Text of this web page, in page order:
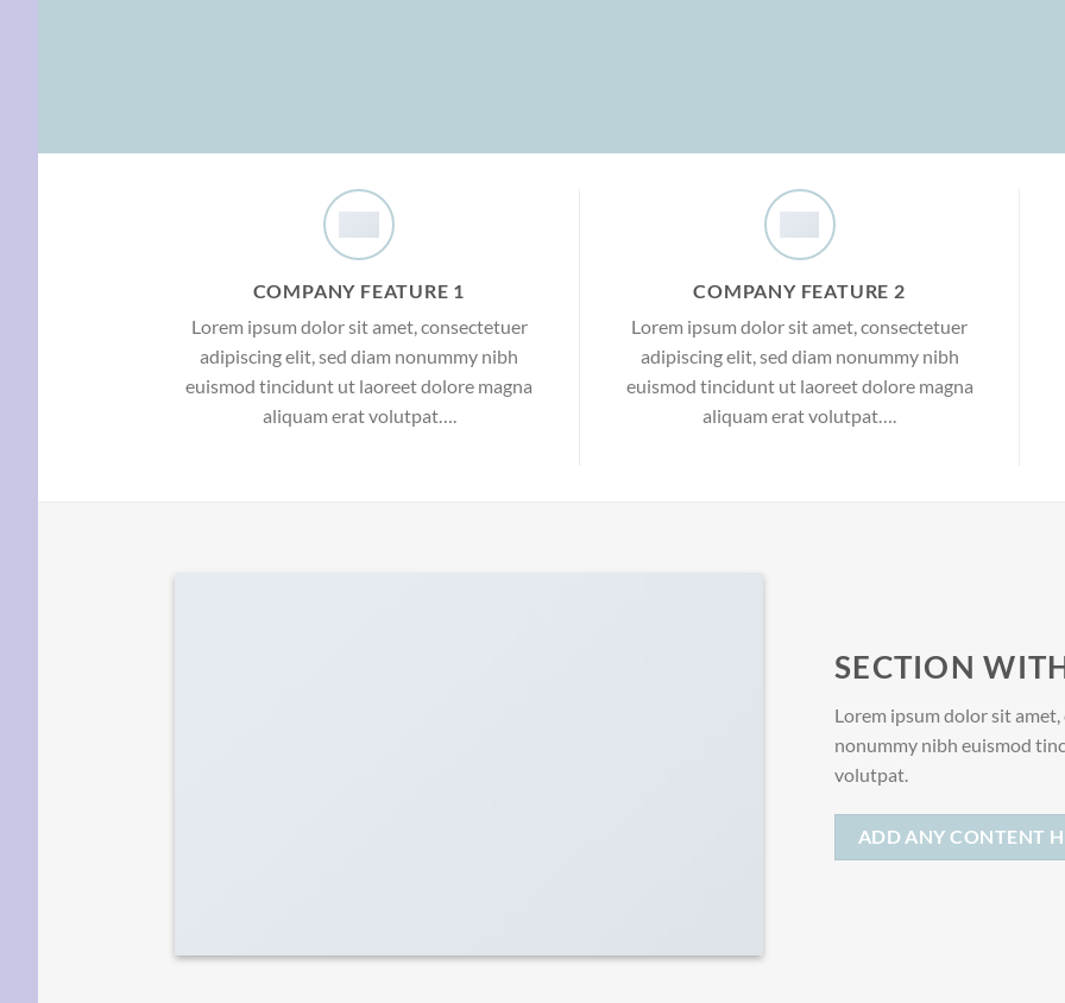
COMPANY FEATURE 1
Lorem ipsum dolor sit amet, consectetuer
adipiscing elit, sed diam nonummy nibh
euismod tincidunt ut laoreet dolore magna
aliquam erat volutpat….
COMPANY FEATURE 2
Lorem ipsum dolor sit amet, consectetuer
adipiscing elit, sed diam nonummy nibh
euismod tincidunt ut laoreet dolore magna
aliquam erat volutpat….
SECTION
Lorem ipsum dolor sit
nonummy nibh euismod
volutpat.
ADD ANY CONTENT